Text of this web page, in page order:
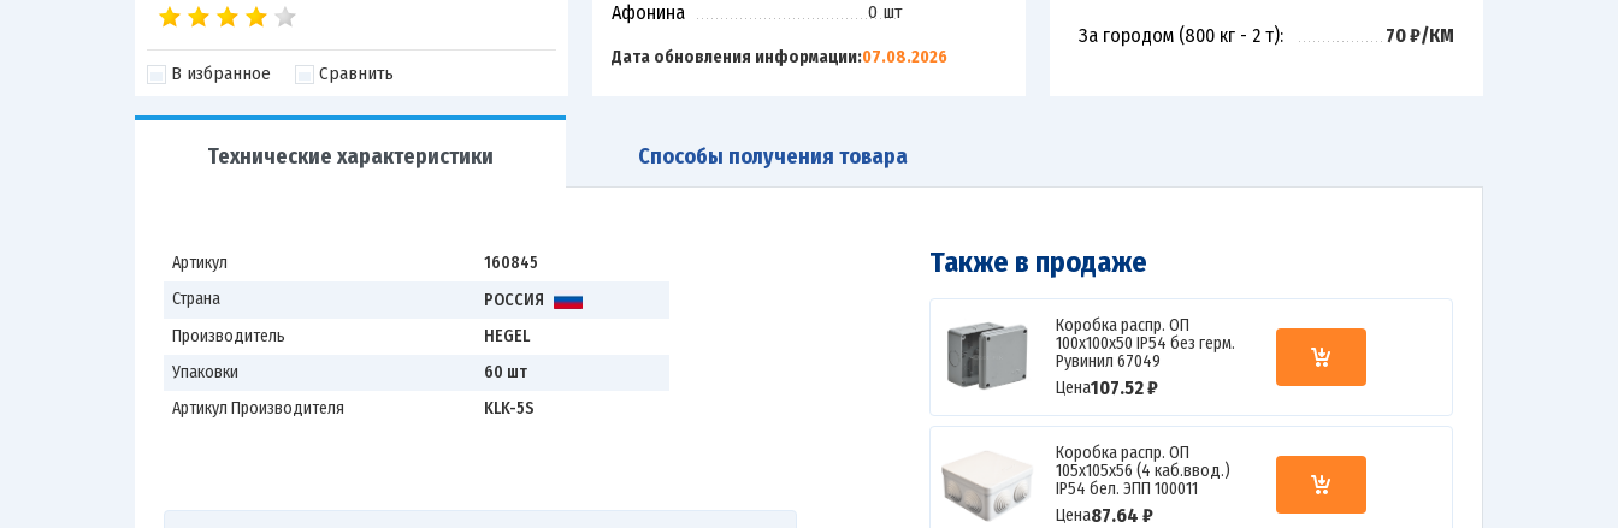
В избранное Сравнить
Афонина 0 шт
Дата обновления информации:07.08.2026
За городом (800 кг - 2 т): 70 ₽/КМ
Технические характеристики Способы получения товара
Артикул
160845
Страна
РОССИЯ
Производитель
HEGEL
Упаковки
60 шт
Артикул Производителя
KLK-5S
Также в продаже
Коробка распр. ОП
100х100х50 IP54 без герм.
Рувинил 67049
Цена107.52 ₽
Коробка распр. ОП
105х105х56 (4 каб.ввод.)
IP54 бел. ЭПП 100011
Цена87.64 ₽